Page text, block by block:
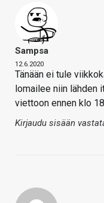
Sampsa
12.6.2020
Tänään ei tule
lomailee niin lähden
viettoon ennen klo
Kirjaudu sisään